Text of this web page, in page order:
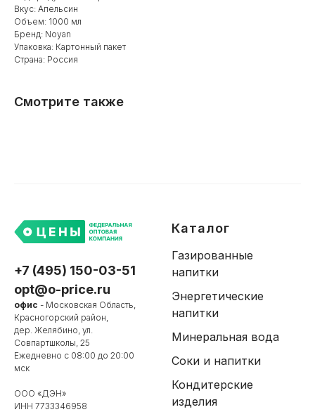
+7 495 150-03-51
Москва и МО
Заказать звонок
Вкус: Апельсин
Объем: 1000 мл
Бренд: Noyan
Упаковка: Картонный пакет
Страна: Россия
Смотрите также
+7 (495) 150-03-51
opt@o-price.ru
офис - Московская Область,
Красногорский район,
дер. Желябино, ул.
Совпартшколы, 25
Ежедневно с 08:00 до 20:00
мск
ООО «ДЭН»
ИНН 7733346958
Каталог
Газированные
напитки
Энергетические
напитки
Минеральная вода
Соки и напитки
Кондитерские
изделия